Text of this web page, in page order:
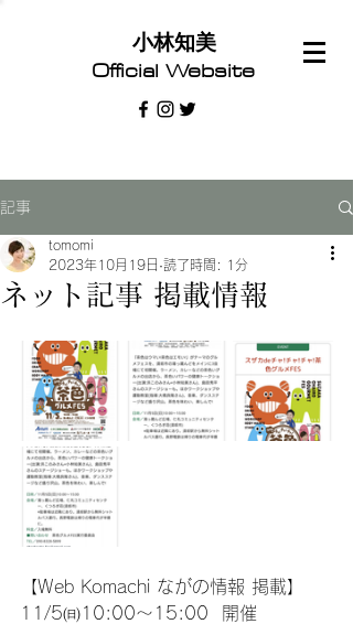
Official Website
​小林知美
記事
ネット記事 掲載情報
tomomi
2023年10月19日 読了時間: 1分
【Web Komachi ながの情報 掲載】
11/5㈰10:00〜15:00  開催